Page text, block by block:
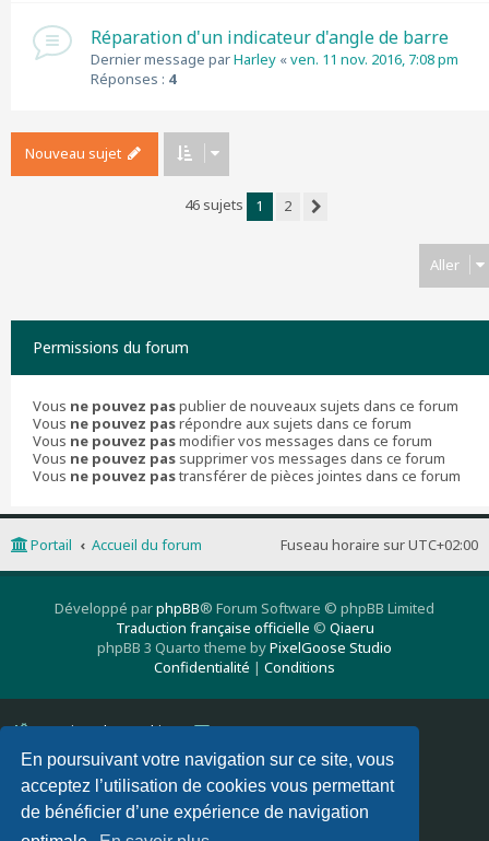
En poursuivant votre navigation sur ce site, vous
acceptez l’utilisation de cookies vous permettant
de bénéficier d’une expérience de navigation
Réparation d'un indicateur d'angle de barre
Dernier message parHarley «ven. 11 nov. 2016, 7:08 pm
Réponses : 4
Nouveau sujet
46 sujets 1
2
Aller
Permissions du forum
Vous ne pouvez paspublier de nouveaux sujets dans ce forum
Vous ne pouvez pasrépondre aux sujets dans ce forum
Vous ne pouvez pasmodifier vos messages dans ce forum
Vous ne pouvez pas supprimer vos messages dans ce forum
Vous ne pouvez pastransférer de pièces jointes dans ce forum
Fuseau horaire surUTC+02:00
Portail Accueil du forum
Développé parphpBB® Forum Software © phpBB Limited
Traduction française officielle © Qiaeru
phpBB 3 Quarto theme byPixelGoose Studio
Confidentialité | Conditions
Supprimer les cookies Nous contacter